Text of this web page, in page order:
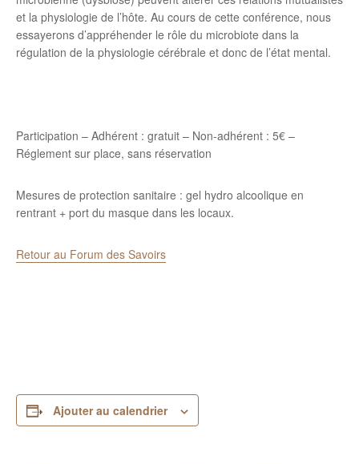
et la physiologie de l’hôte. Au cours de cette conférence, nous
essayerons d’appréhender le rôle du microbiote dans la
régulation de la physiologie cérébrale et donc de l’état mental.
Participation – Adhérent : gratuit – Non-adhérent : 5€ –
Réglement sur place, sans réservation
Mesures de protection sanitaire : gel hydro alcoolique en
rentrant + port du masque dans les locaux.
Retour au Forum des Savoirs
Ajouter au calendrier